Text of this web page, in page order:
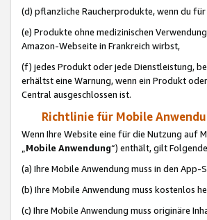
(d) pflanzliche Raucherprodukte, wenn du
(e) Produkte ohne medizinischen
Amazon-Webseite in Frankreich wirbst,
(f) jedes Produkt oder jede Dienstleistung,
erhältst eine Warnung, wenn ein Produkt
Central ausgeschlossen ist.
Richtlinie für Mobile
Wenn Ihre Website eine für die Nutzung auf
„Mobile Anwendung“) enthält, gilt
(a) Ihre Mobile Anwendung muss in den
(b) Ihre Mobile Anwendung muss kostenlos
(c) Ihre Mobile Anwendung muss originäre